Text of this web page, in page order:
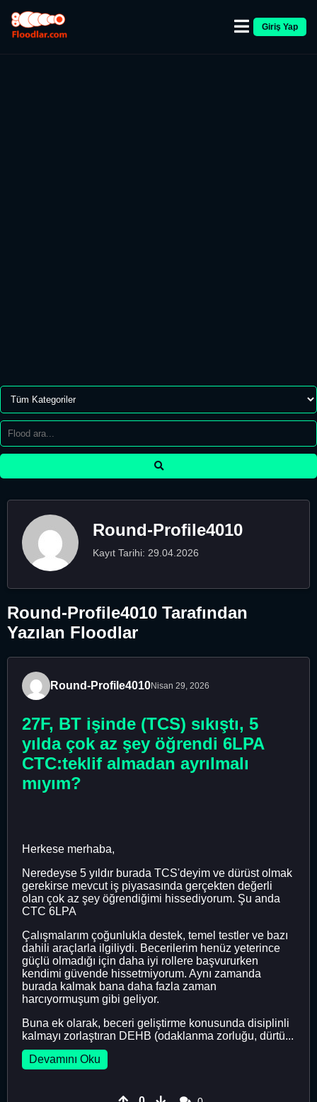
Giriş Yap
Round-Profile4010
Kayıt Tarihi: 29.04.2026
Round-Profile4010 Tarafından
Yazılan Floodlar
Round-Profile4010Nisan 29, 2026
27F, BT işinde (TCS) sıkıştı, 5
yılda çok az şey öğrendi 6LPA
CTC:teklif almadan ayrılmalı
mıyım?
Herkese merhaba,
Neredeyse 5 yıldır burada TCS'deyim ve dürüst olmak
gerekirse mevcut iş piyasasında gerçekten değerli
olan çok az şey öğrendiğimi hissediyorum. Şu anda
CTC 6LPA
Çalışmalarım çoğunlukla destek, temel testler ve bazı
dahili araçlarla ilgiliydi. Becerilerim henüz yeterince
güçlü olmadığı için daha iyi rollere başvururken
kendimi güvende hissetmiyorum. Aynı zamanda
burada kalmak bana daha fazla zaman
harcıyormuşum gibi geliyor.
Buna ek olarak, beceri geliştirme konusunda disiplinli
kalmayı zorlaştıran DEHB (odaklanma zorluğu, dürtü...
Devamını Oku